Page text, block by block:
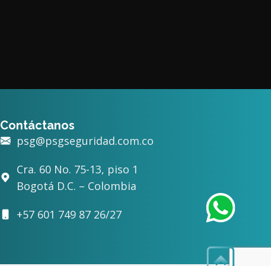
Contáctanos
psg@psgseguridad.com.co
Cra. 60 No. 75-13, piso 1
Bogotá D.C. – Colombia
+57 601 749 87 26/27